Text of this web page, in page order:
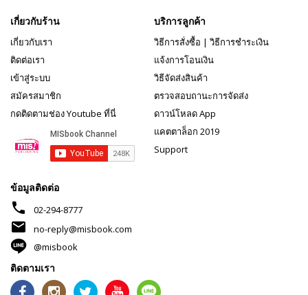
เกี่ยวกับร้าน
เกี่ยวกับเรา
ติดต่อเรา
เข้าสู่ระบบ
สมัครสมาชิก
กดติดตามช่อง Youtube ที่นี่
บริการลูกค้า
วิธีการสั่งซื้อ | วิธีการชำระเงิน
แจ้งการโอนเงิน
วิธีจัดส่งสินค้า
ตรวจสอบถานะการจัดส่ง
ดาวน์โหลด App
แคตตาล็อก 2019
Support
ข้อมูลติดต่อ
phone 02-294-8777
mail
no-reply@misbook.com
@misbook
ติดตามเรา